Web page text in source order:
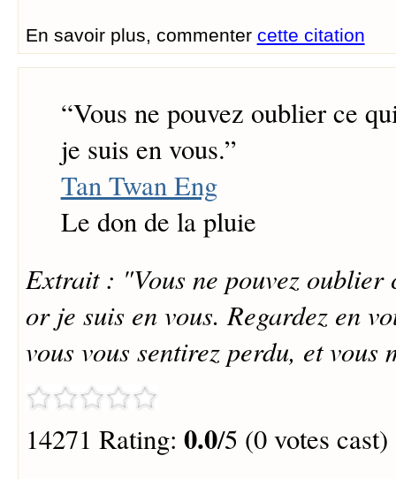
En savoir plus, commenter cette citation
“Vous ne pouvez oublier ce
je suis en vous.”
Tan Twan Eng
Le don de la pluie
Extrait : "Vous ne pouvez oublier
or je suis en vous. Regardez en
vous vous sentirez perdu, et vous
14271 Rating: 0.0/5 (0 votes cast)